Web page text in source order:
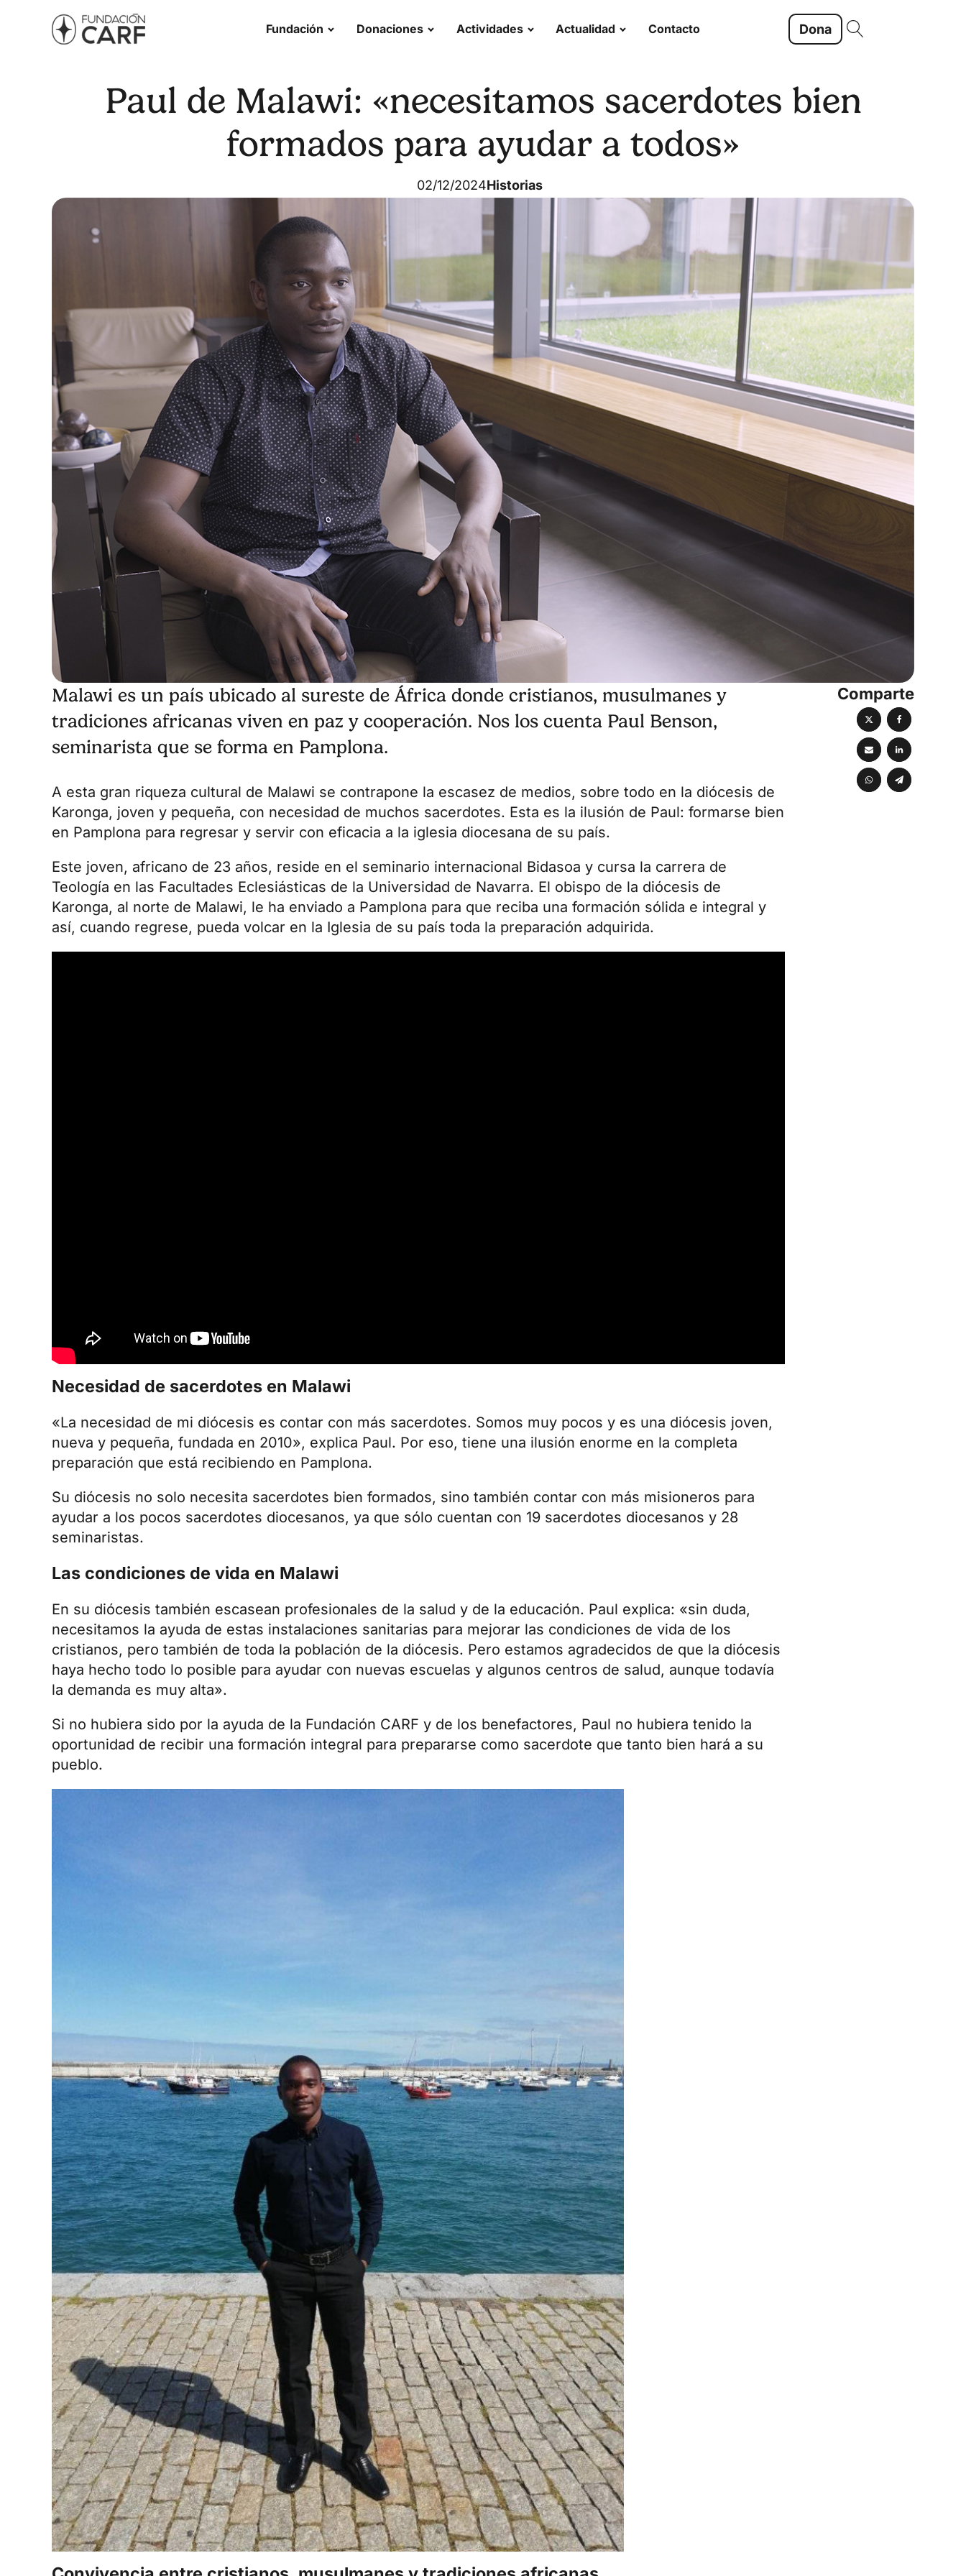
Fundación Donaciones Actividades Actualidad Contacto Dona
Paul de Malawi: «necesitamos sacerdotes bien
formados para ayudar a todos»
02/12/2024Historias
Malawi es un país ubicado al sureste de África donde cristianos, musulmanes y
tradiciones africanas viven en paz y cooperación. Nos los cuenta Paul Benson,
seminarista que se forma en Pamplona.
A esta gran riqueza cultural de Malawi se contrapone la escasez de medios, sobre todo en la diócesis de
Karonga, joven y pequeña, con necesidad de muchos sacerdotes. Esta es la ilusión de Paul: formarse bien
en Pamplona para regresar y servir con eficacia a la iglesia diocesana de su país.
Este joven, africano de 23 años, reside en el seminario internacional Bidasoa y cursa la carrera de
Teología en las Facultades Eclesiásticas de la Universidad de Navarra. El obispo de la diócesis de
Karonga, al norte de Malawi, le ha enviado a Pamplona para que reciba una formación sólida e integral y
así, cuando regrese, pueda volcar en la Iglesia de su país toda la preparación adquirida.
Necesidad de sacerdotes en Malawi
«La necesidad de mi diócesis es contar con más sacerdotes. Somos muy pocos y es una diócesis joven,
nueva y pequeña, fundada en 2010», explica Paul. Por eso, tiene una ilusión enorme en la completa
preparación que está recibiendo en Pamplona.
Su diócesis no solo necesita sacerdotes bien formados, sino también contar con más misioneros para
ayudar a los pocos sacerdotes diocesanos, ya que sólo cuentan con 19 sacerdotes diocesanos y 28
seminaristas.
Las condiciones de vida en Malawi
En su diócesis también escasean profesionales de la salud y de la educación. Paul explica: «sin duda,
necesitamos la ayuda de estas instalaciones sanitarias para mejorar las condiciones de vida de los
cristianos, pero también de toda la población de la diócesis. Pero estamos agradecidos de que la diócesis
haya hecho todo lo posible para ayudar con nuevas escuelas y algunos centros de salud, aunque todavía
la demanda es muy alta».
Si no hubiera sido por la ayuda de la Fundación CARF y de los benefactores, Paul no hubiera tenido la
oportunidad de recibir una formación integral para prepararse como sacerdote que tanto bien hará a su
pueblo.
Comparte